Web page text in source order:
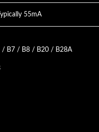
55mA
/ B7 / B8 / B20 / B28A